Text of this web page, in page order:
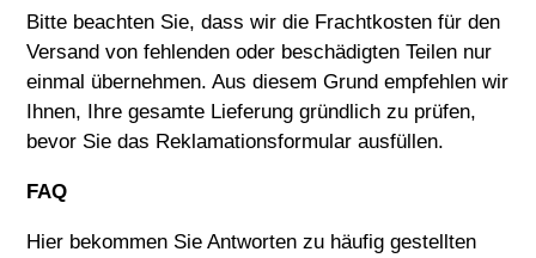
Bitte beachten Sie, dass wir die Frachtkosten für den
Versand von fehlenden oder beschädigten Teilen nur
einmal übernehmen. Aus diesem Grund empfehlen wir
Ihnen, Ihre gesamte Lieferung gründlich zu prüfen,
bevor Sie das Reklamationsformular ausfüllen.
FAQ
Hier bekommen Sie Antworten zu häufig gestellten